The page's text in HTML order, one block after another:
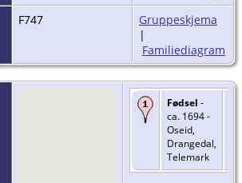
F747
Gruppeskjema
|
Familiediagram
Fødsel -
ca. 1694 -
Oseid,
Drangedal,
Telemark